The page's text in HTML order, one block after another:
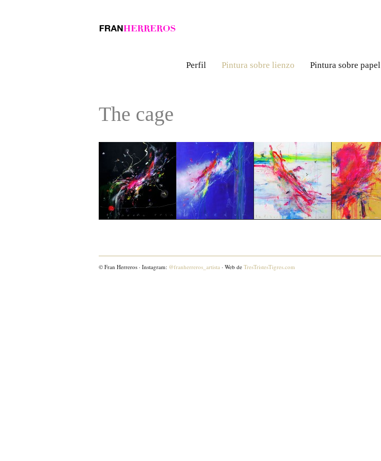
Perfil Pintura sobre lienzo Pintura sobre papel
The cage
© Fran Herreros · Instagram: @franherreros_artista · Web de TresTristesTigres.com